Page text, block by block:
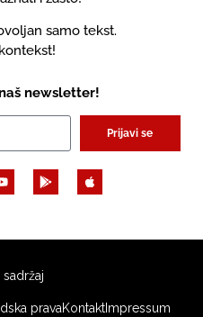
samo tekst.
newsletter!
Prijavi se
pravaKontakt Impressum